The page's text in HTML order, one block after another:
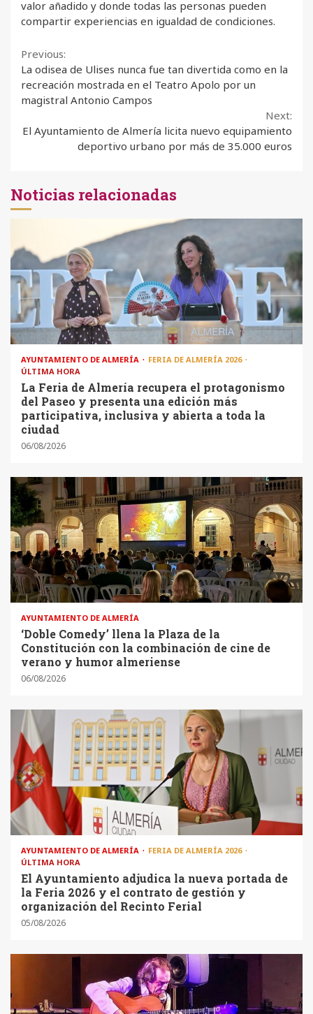
valor añadido y donde todas las personas pueden
compartir experiencias en igualdad de condiciones.
Continue
Reading
Previous:
La odisea de Ulises nunca fue tan divertida como en la
recreación mostrada en el Teatro Apolo por un
magistral Antonio Campos
Next:
El Ayuntamiento de Almería licita nuevo equipamiento
deportivo urbano por más de 35.000 euros
Noticias relacionadas
AYUNTAMIENTO DE ALMERÍA
FERIA DE ALMERÍA 2026
ÚLTIMA HORA
La Feria de Almería recupera el protagonismo
del Paseo y presenta una edición más
participativa, inclusiva y abierta a toda la
ciudad
06/08/2026
AYUNTAMIENTO DE ALMERÍA
‘Doble Comedy’ llena la Plaza de la
Constitución con la combinación de cine de
verano y humor almeriense
06/08/2026
AYUNTAMIENTO DE ALMERÍA
FERIA DE ALMERÍA 2026
ÚLTIMA HORA
El Ayuntamiento adjudica la nueva portada de
la Feria 2026 y el contrato de gestión y
organización del Recinto Ferial
05/08/2026